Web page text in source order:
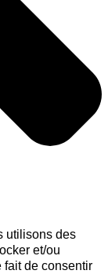
utilisons des
et/ou
fait de consentir